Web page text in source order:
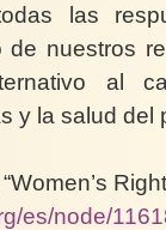
las
nuestros
al
y la salud del
es/node/